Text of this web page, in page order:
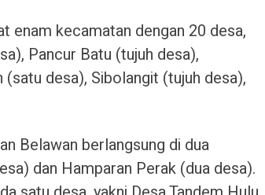
enam kecamatan dengan 20 desa,
Pancur Batu (tujuh desa),
desa), Sibolangit (tujuh desa),
Belawan berlangsung di dua
dan Hamparan Perak (dua desa).